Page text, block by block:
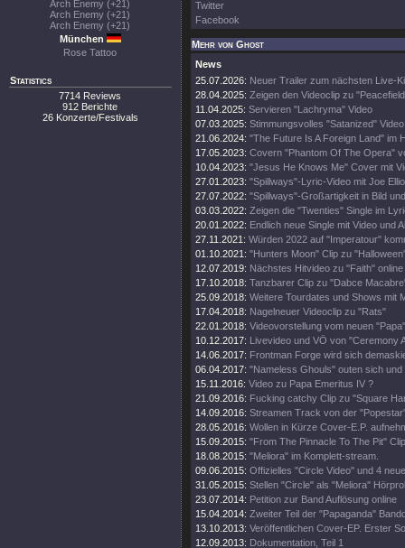
Arch Enemy (+21)
Arch Enemy (+21)
Arch Enemy (+21)
München
Rose Tattoo
Statistics
7714 Reviews
912 Berichte
26 Konzerte/Festivals
Twitter
Facebook
Mehr von Ghost
News
25.07.2026: Neuer Trailer zum nächsten Live-
28.04.2025: Zeigen den Videoclip zu
11.04.2025: Servieren "Lachryma" Video
07.03.2025: Stimmungsvolles "Satanized"
21.06.2024: "The Future Is A Foreign Land" im
17.05.2023: Covern "Phantom Of The Opera"
10.04.2023: "Jesus He Knows Me" Cover mit
27.01.2023: "Spillways"-Lyric-Video mit Joe
27.07.2022: "Spillways"-Großartigkeit in Bild
03.03.2022: Zeigen die "Twenties" Single im
20.01.2022: Endlich neue Single mit Video und
27.11.2021: Würden 2022 auf "Imperatour"
01.10.2021: "Hunters Moon" Clip zu
12.07.2019: Nächstes Hitvideo zu "Faith" online
17.10.2018: Tanzbarer Clip zu "Dabce
25.09.2018: Weitere Tourdates und Shows mit
17.04.2018: Nagelneuer Videoclip zu "Rats"
22.01.2018: Videovorstellung vom neuen "Papa"
10.12.2017: Livevideo und VÖ von "Ceremony
14.06.2017: Frontman Forge wird sich
06.04.2017: "Nameless Ghouls" outen sich und
15.11.2016: Video zu Papa Emeritus IV ?
21.09.2016: Fucking catchy Clip zu "Square
14.09.2016: Streamen Track von der
28.05.2016: Wollen in Kürze Cover-E.P.
15.09.2015: "From The Pinnacle To The Pit"
18.08.2015: "Meliora" im Komplett-stream.
09.06.2015: Offizielles "Circle Video" und 4
31.05.2015: Stellen "Circle" als "Meliora"
23.07.2014: Petition zur Band Auflösung online
15.04.2014: Zweiter Teil der "Papaganda"
13.10.2013: Veröffentlichen Cover-EP. Erster
12.09.2013: Dokumentation, Teil 1